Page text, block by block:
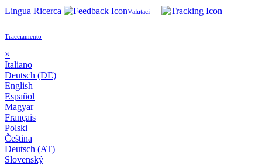
Lingua Ricerca Valutaci
Tracciamento
×
Italiano
Deutsch (DE)
English
Español
Magyar
Français
Polski
Čeština
Deutsch (AT)
Slovenský